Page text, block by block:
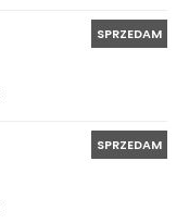
SPRZEDAM
SPRZEDAM